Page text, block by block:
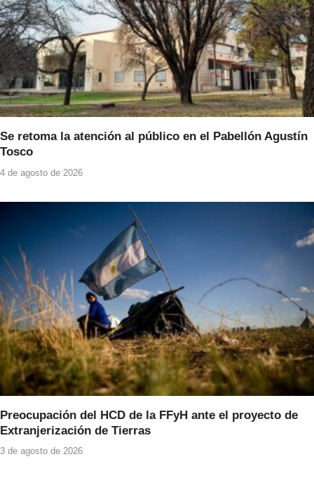
Se retoma la atención al público en el Pabellón Agustín
Tosco
4 de agosto de 2026
Preocupación del HCD de la FFyH ante el proyecto de
Extranjerización de Tierras
3 de agosto de 2026